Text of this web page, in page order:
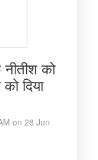
नीतीश को
दिया
on 28 Jun